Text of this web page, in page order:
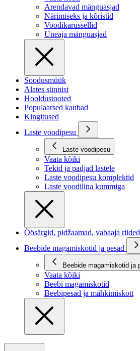
Arendavad mänguasjad
Närimiseks ja kõristid
Voodikarussellid
Uneaja mänguasjad
Soodusmüük
Alates sünnist
Hooldustooted
Populaarsed kaubad
Kingitused
Laste voodipesu
Laste voodipesu
Vaata kõiki
Tekid ja padjad lastele
Laste voodipesu komplektid
Laste voodilina kummiga
Öösärgid, pidžaamad, vabaaja riided
Beebide magamiskotid ja pesad
Beebide magamiskotid ja
Vaata kõiki
Beebi magamiskotid
Beebipesad ja mähkimiskott